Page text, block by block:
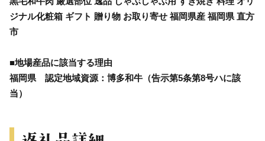
ジナル化粧箱 ギフト 贈り物 お取り寄せ 福岡県産 福岡県 直方
市
■地場産品に該当する理由
福岡県 認定地域資源：博多和牛（告示第5条第8号ハに該
当）